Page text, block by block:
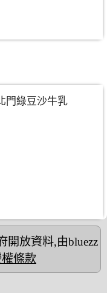
門綠豆沙牛乳
開放資料,由bluezz
條款